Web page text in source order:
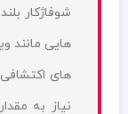
هایی مانند
های
نیاز به